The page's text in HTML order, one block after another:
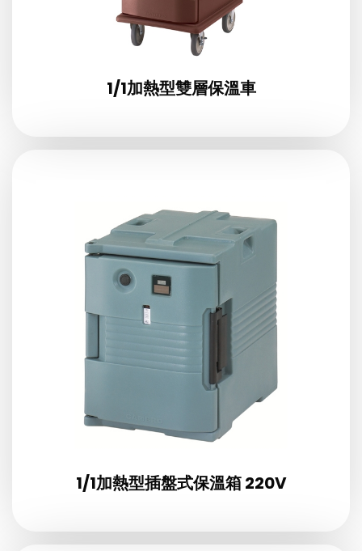
1/1加熱型雙層保溫車
1/1加熱型插盤式保溫箱 220V